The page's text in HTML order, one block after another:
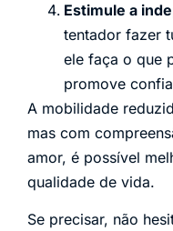
Estimule a
tentador fazer
ele faça o que
promove
A mobilidade
mas com
amor, é possível
qualidade de vida.
Se precisar, não